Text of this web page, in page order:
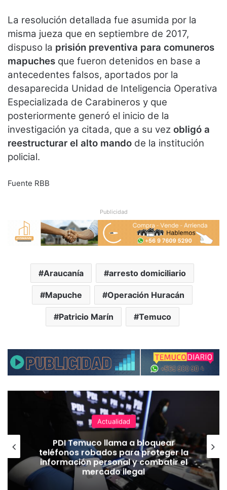
La resolución detallada fue asumida por la
misma jueza que en septiembre de 2017,
dispuso la prisión preventiva para comuneros
mapuches que fueron detenidos en base a
antecedentes falsos, aportados por la
desaparecida Unidad de Inteligencia Operativa
Especializada de Carabineros y que
posteriormente generó el inicio de la
investigación ya citada, que a su vez obligó a
reestructurar el alto mando de la institución
policial.
Fuente RBB
Publicidad
Araucanía arresto domiciliario
Mapuche Operación Huracán
Patricio Marín Temuco
Actualidad
PDI Temuco llama a bloquear
teléfonos robados para proteger la
información personal y combatir el
mercado ilegal